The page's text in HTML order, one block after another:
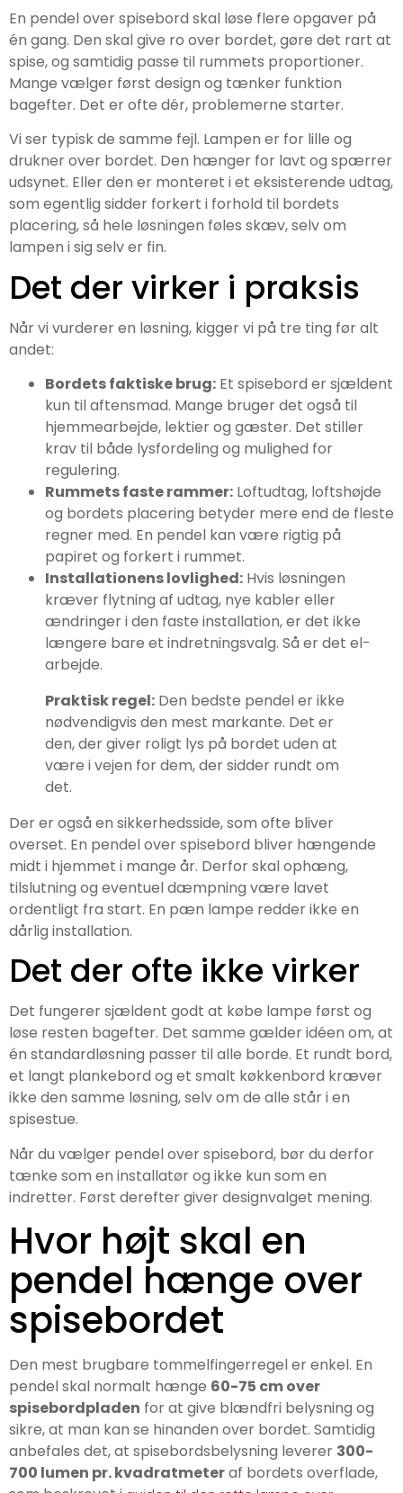
En pendel over spisebord skal løse flere opgaver på
én gang. Den skal give ro over bordet, gøre det rart at
spise, og samtidig passe til rummets proportioner.
Mange vælger først design og tænker funktion
bagefter. Det er ofte dér, problemerne starter.
Vi ser typisk de samme fejl. Lampen er for lille og
drukner over bordet. Den hænger for lavt og spærrer
udsynet. Eller den er monteret i et eksisterende udtag,
som egentlig sidder forkert i forhold til bordets
placering, så hele løsningen føles skæv, selv om
lampen i sig selv er fin.
Det der virker i praksis
Når vi vurderer en løsning, kigger vi på tre ting før alt
andet:
Bordets faktiske brug: Et spisebord er sjældent
kun til aftensmad. Mange bruger det også til
hjemmearbejde, lektier og gæster. Det stiller
krav til både lysfordeling og mulighed for
regulering.
Rummets faste rammer: Loftudtag, loftshøjde
og bordets placering betyder mere end de fleste
regner med. En pendel kan være rigtig på
papiret og forkert i rummet.
Installationens lovlighed: Hvis løsningen
kræver flytning af udtag, nye kabler eller
ændringer i den faste installation, er det ikke
længere bare et indretningsvalg. Så er det el-
arbejde.
Praktisk regel: Den bedste pendel er ikke
nødvendigvis den mest markante. Det er
den, der giver roligt lys på bordet uden at
være i vejen for dem, der sidder rundt om
det.
Der er også en sikkerhedsside, som ofte bliver
overset. En pendel over spisebord bliver hængende
midt i hjemmet i mange år. Derfor skal ophæng,
tilslutning og eventuel dæmpning være lavet
ordentligt fra start. En pæn lampe redder ikke en
dårlig installation.
Det der ofte ikke virker
Det fungerer sjældent godt at købe lampe først og
løse resten bagefter. Det samme gælder idéen om, at
én standardløsning passer til alle borde. Et rundt bord,
et langt plankebord og et smalt køkkenbord kræver
ikke den samme løsning, selv om de alle står i en
spisestue.
Når du vælger pendel over spisebord, bør du derfor
tænke som en installatør og ikke kun som en
indretter. Først derefter giver designvalget mening.
Hvor højt skal en
pendel hænge over
spisebordet
Den mest brugbare tommelfingerregel er enkel. En
pendel skal normalt hænge 60-75 cm over
spisebordpladen for at give blændfri belysning og
sikre, at man kan se hinanden over bordet. Samtidig
anbefales det, at spisebordsbelysning leverer 300-
700 lumen pr. kvadratmeteraf bordets overflade,